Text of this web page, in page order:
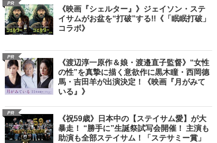
PR
《映画『シェルター』》ジェイソン・ステ
イサムがお盆を“打破”する!!《「眠眠打破」
コラボ》
PR
《渡辺淳一原作＆娘・渡邉直子監督》“女性
の性”を真摯に描く意欲作に黒木瞳・西岡德
馬・吉田羊が出演決定！《映画『月がみて
いる』》
PR
《祝59歳》日本中の【ステイサム愛】が大
暴走！ “勝手に”生誕祭試写会開催！ 主演も
助演も全部ステイサム！「ステサミー賞」